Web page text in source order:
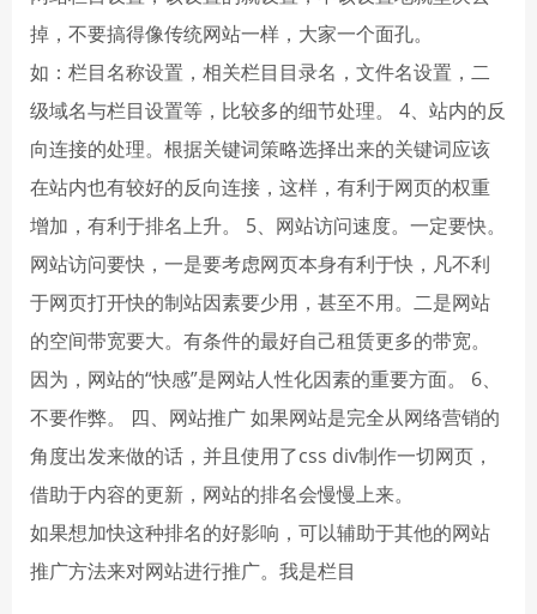
掉，不要搞得像传统网站一样，大家一个面孔。
如：栏目名称设置，相关栏目目录名，文件名设置，二
级域名与栏目设置等，比较多的细节处理。 4、站内的反
向连接的处理。根据关键词策略选择出来的关键词应该
在站内也有较好的反向连接，这样，有利于网页的权重
增加，有利于排名上升。 5、网站访问速度。一定要快。
网站访问要快，一是要考虑网页本身有利于快，凡不利
于网页打开快的制站因素要少用，甚至不用。二是网站
的空间带宽要大。有条件的最好自己租赁更多的带宽。
因为，网站的“快感”是网站人性化因素的重要方面。 6、
不要作弊。 四、网站推广 如果网站是完全从网络营销的
角度出发来做的话，并且使用了css div制作一切网页，
借助于内容的更新，网站的排名会慢慢上来。
如果想加快这种排名的好影响，可以辅助于其他的网站
推广方法来对网站进行推广。我是栏目